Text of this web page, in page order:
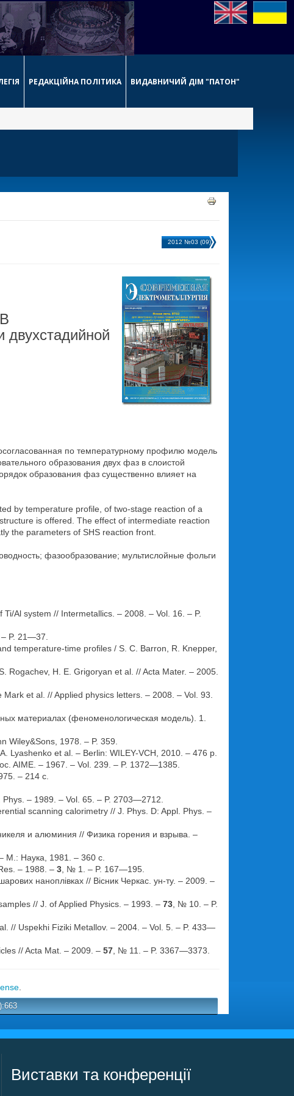
РЕДАКЦІЙНА ПОЛІТИКА ВИДАВНИЧИЙ ДІМ "ПАТОН"
2012 №03 (09)
по температурному профилю модель
образования двух фаз в слоистой
образования фаз существенно влияет на
by temperature profile, of two-stage reaction of a
is offered. The effect of intermediate reaction
the parameters of SHS reaction front.
фазообразование; мультислойные фольги
Al system // Intermetallics. – 2008. – Vol. 16. – P.
P. 21—37.
temperature-time profiles / S. C. Barron, R. Knepper,
Rogachev, H. E. Grigoryan et al. // Acta Mater. – 2005.
et al. // Applied physics letters. – 2008. – Vol. 93.
материалах (феноменологическая модель). 1.
Wiley&Sons, 1978. – P. 359.
Lyashenko et al. – Berlin: WILEY-VCH, 2010. – 476 p.
AIME. – 1967. – Vol. 239. – P. 1372—1385.
– 214 c.
– 1989. – Vol. 65. – P. 2703—2712.
scanning calorimetry // J. Phys. D: Appl. Phys. –
и алюминия // Физика горения и взрыва. –
М.: Наука, 1981. – 360 с.
– 1988. – 3 , № 1. – P. 167—195.
наноплівках // Вісник Черкас. ун-ту. – 2009. –
// J. of Applied Physics. – 1993. – 73 , № 10. – P.
// Uspekhi Fiziki Metallov. – 2004. – Vol. 5. – P. 433—
// Acta Mat. – 2009. – 57 , № 11. – P. 3367—3373.
Виставки та конференції